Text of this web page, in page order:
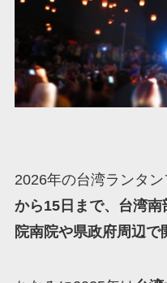
2026年の台湾ランタン
から15日まで、台湾
院南院や県政府周辺で